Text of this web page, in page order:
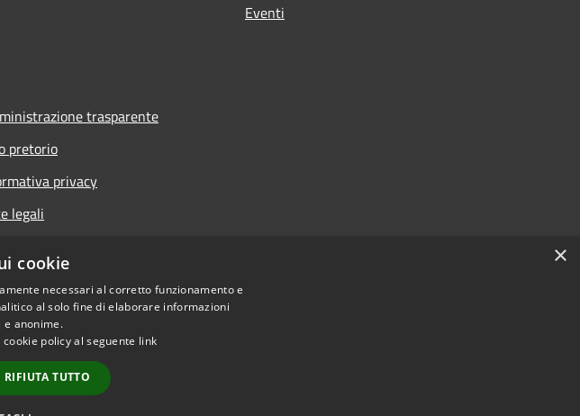
Eventi
trasparente
pretorio
privacy
legali
×
cookie
necessari al corretto funzionamento e
al solo fine di elaborare informazioni
e anonime.
policy al seguente link
RIFIUTA TUTTO